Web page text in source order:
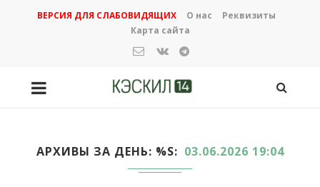
ВЕРСИЯ ДЛЯ СЛАБОВИДЯЩИХ О нас
Реквизиты
Карта сайта
АРХИВЫ ЗА ДЕНЬ: %S 03.06.2026 19:04